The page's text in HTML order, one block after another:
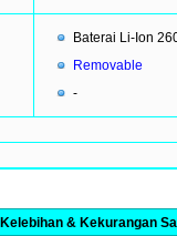
Baterai Li-Ion
Removable
-
Kelebihan & Kekurangan